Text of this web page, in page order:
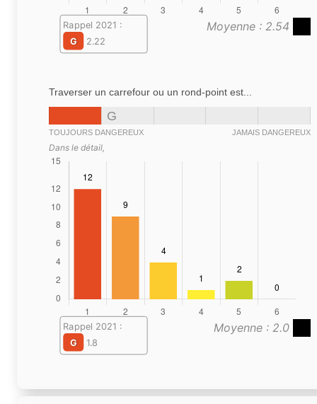
Moyenne : 2.54
Rappel 2021 :
G
2.22
Traverser un carrefour ou un rond-point est...
G
TOUJOURS DANGEREUX JAMAIS DANGEREUX
Dans le détail,
Moyenne : 2.0
Rappel 2021 :
G
1.8